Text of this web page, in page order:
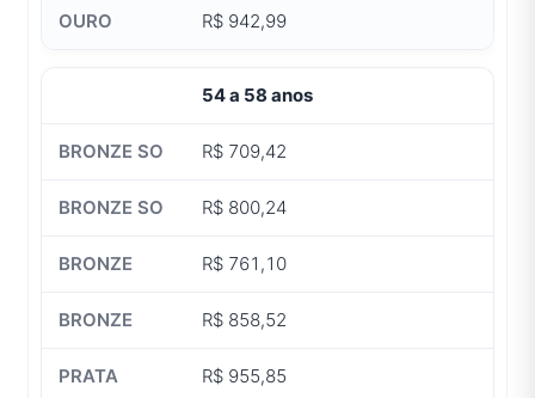
R$ 942,99
54 a 58 anos
R$ 709,42
R$ 800,24
R$ 761,10
R$ 858,52
R$ 955,85